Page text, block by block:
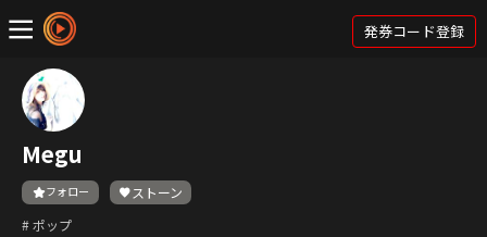
発券コード登録
Megu
フォロー
ストーン
# ポップ